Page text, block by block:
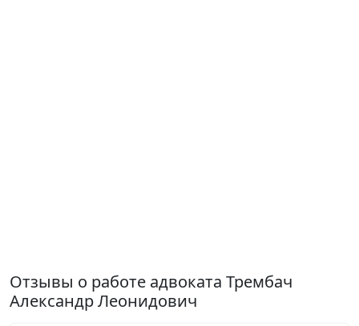
Отзывы о работе адвоката Трембач
Александр Леонидович